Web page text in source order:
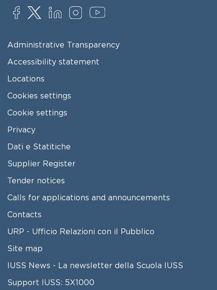
SOCIAL
FOOTER MENU
Administrative Transparency
Accessibility statement
Locations
Cookies settings
Cookie settings
Privacy
Dati e Statitiche
FOOTER 2
Supplier Register
Tender notices
Calls for applications and announcements
Contacts
URP - Ufficio Relazioni con il Pubblico
Site map
IUSS News - La newsletter della Scuola IUSS
Support IUSS: 5X1000